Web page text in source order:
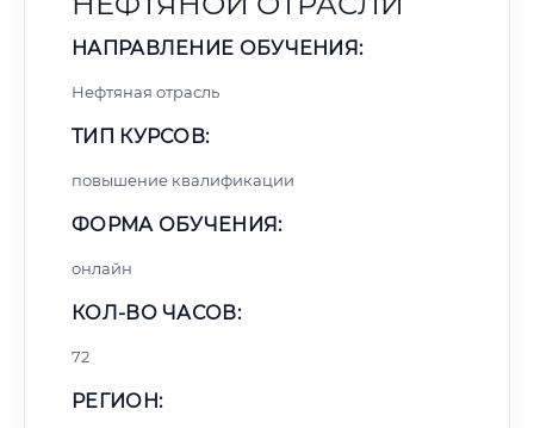
НАПРАВЛЕНИЕ ОБУЧЕНИЯ:
Нефтяная отрасль
ТИП КУРСОВ:
повышение квалификации
ФОРМА ОБУЧЕНИЯ:
онлайн
КОЛ-ВО ЧАСОВ:
72
РЕГИОН: